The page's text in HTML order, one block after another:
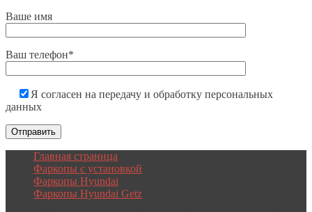
Ваше имя
Ваш телефон*
Я согласен на передачу и обработку персональных
данных
Главная страница
Фаркопы с установкой
Фаркопы Hyundai
Фаркопы Hyundai Getz